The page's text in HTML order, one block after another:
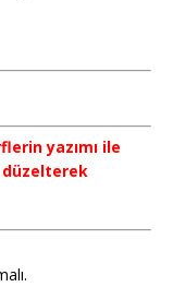
yazımı ile
düzelterek